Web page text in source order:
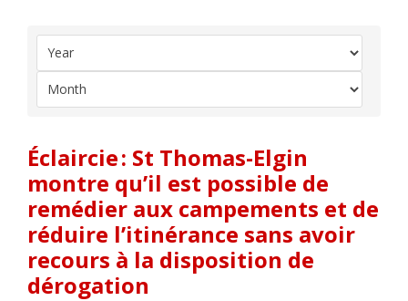
Éclaircie : St Thomas-Elgin
montre qu’il est possible de
remédier aux campements et de
réduire l’itinérance sans avoir
recours à la disposition de
dérogation